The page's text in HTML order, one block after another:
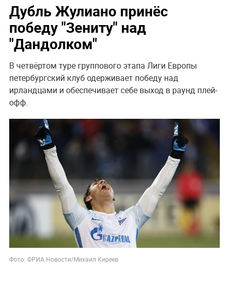
Дубль Жулиано принёс
победу "Зениту" над
"Дандолком"
В четвёртом туре группового этапа Лиги Европы
петербургский клуб одерживает победу над
ирландцами и обеспечивает себе выход в раунд плей-
офф.
Фото: ©РИА Новости/Михаил Киреев